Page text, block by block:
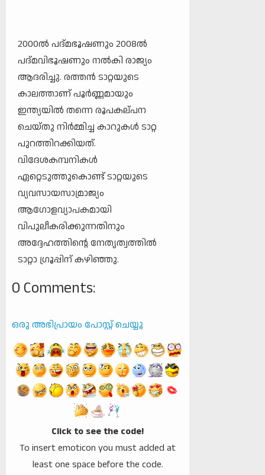
2000ൽ പദ്മഭൂഷണും 2008ൽ
പദ്മവിഭൂഷണും നൽകി രാജ്യം
ആദരിച്ചു. രത്തൻ ടാറ്റയുടെ
കാലത്താണ് പൂർണ്ണമായും
ഇന്ത്യയിൽ തന്നെ രൂപകല്പന
ചെയ്തു നിർമ്മിച്ച കാറുകൾ ടാറ്റ
പുറത്തിറക്കിയത്.
വിദേശകമ്പനികൾ
ഏറ്റെടുത്തുകൊണ്ട് ടാറ്റയുടെ
വ്യവസായസാമ്രാജ്യം
ആഗോളവ്യാപകമായി
വിപുലീകരിക്കുന്നതിനും
അദ്ദേഹത്തിന്റെ നേതൃത്വത്തിൽ
ടാറ്റാ ഗ്രൂപ്പിന് കഴിഞ്ഞു.
0 Comments:
ഒരു അഭിപ്രായം പോസ്റ്റ് ചെയ്യൂ
Click to see the code!
To insert emoticon you must added at
least one space before the code.